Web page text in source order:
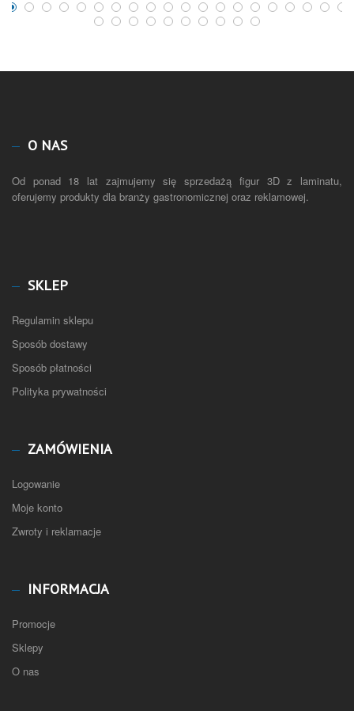
O NAS
Od ponad 18 lat zajmujemy się sprzedażą figur 3D z laminatu,
oferujemy produkty dla branży gastronomicznej oraz reklamowej.
SKLEP
Regulamin sklepu
Sposób dostawy
Sposób płatności
Polityka prywatności
ZAMÓWIENIA
Logowanie
Moje konto
Zwroty i reklamacje
INFORMACJA
Promocje
Sklepy
O nas